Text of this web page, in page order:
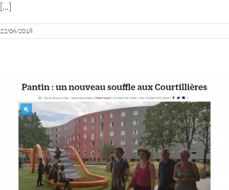
[...]
22/06/2018